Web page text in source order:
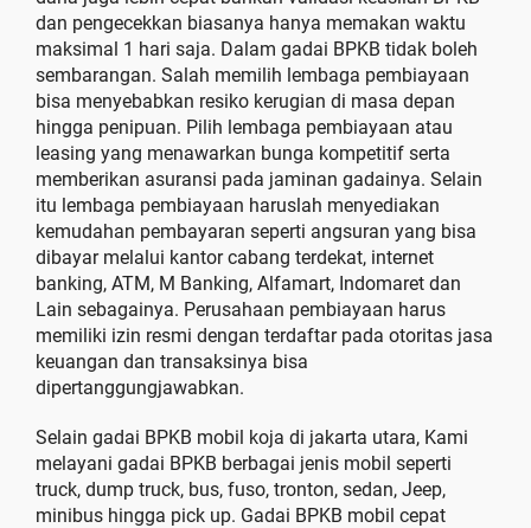
dan pengecekkan biasanya hanya memakan waktu
maksimal 1 hari saja. Dalam gadai BPKB tidak boleh
sembarangan. Salah memilih lembaga pembiayaan
bisa menyebabkan resiko kerugian di masa depan
hingga penipuan. Pilih lembaga pembiayaan atau
leasing yang menawarkan bunga kompetitif serta
memberikan asuransi pada jaminan gadainya. Selain
itu lembaga pembiayaan haruslah menyediakan
kemudahan pembayaran seperti angsuran yang bisa
dibayar melalui kantor cabang terdekat, internet
banking, ATM, M Banking, Alfamart, Indomaret dan
Lain sebagainya. Perusahaan pembiayaan harus
memiliki izin resmi dengan terdaftar pada otoritas jasa
keuangan dan transaksinya bisa
dipertanggungjawabkan.
Selain gadai BPKB mobil koja di jakarta utara, Kami
melayani gadai BPKB berbagai jenis mobil seperti
truck, dump truck, bus, fuso, tronton, sedan, Jeep,
minibus hingga pick up. Gadai BPKB mobil cepat